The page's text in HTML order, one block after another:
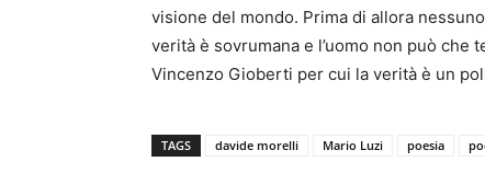
visione del mondo. Prima di allora
verità è sovrumana e l’uomo non può che
Vincenzo Gioberti per cui la verità è un
TAGS davide morelli Mario Luzi poesia